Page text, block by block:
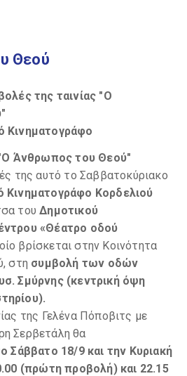
Θεού
της ταινίας "Ο
Κινηματογράφο
Άνθρωπος του Θεού"
της αυτό το Σαββατοκύριακο
Κινηματογράφο Κορδελιού
τουΔημοτικού
«Θέατρο οδού
βρίσκεται στην Κοινότητα
στη συμβολή των οδών
Σμύρνης (κεντρική όψη
της Γελένα Πόποβιτς με
Σερβετάλη θα
Σάββατο 18/9 και την Κυριακή
(πρώτη προβολή) και 22.15